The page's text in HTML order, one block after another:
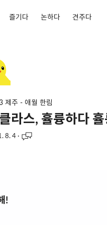
즐기다 논하다 견주다
제주 - 애월 한림
라스, 휼륭하다
8. 4 ·
!